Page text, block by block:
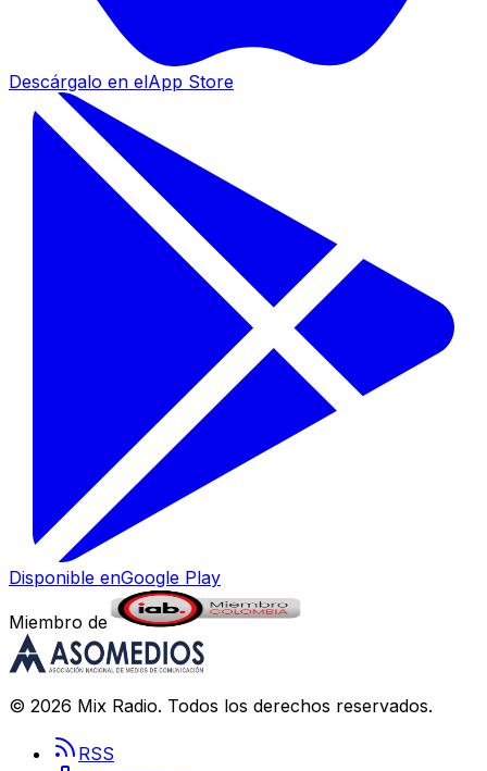
Descárgalo en elApp Store
Disponible enGoogle Play
Miembro de
© 2026 Mix Radio. Todos los derechos reservados.
RSS